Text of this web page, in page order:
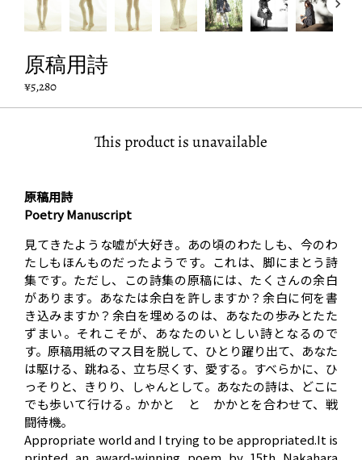
原稿用詩
¥5,280
This product is unavailable
原稿用詩
Poetry Manuscript
見てきたような嘘が大好き。あの頃のわたしも、今のわ
たしもほんものだったようです。これは、脚にまとう詩
集です。ただし、この詩集の原稿には、たくさんの余白
があります。あなたは余白を許しますか？余白に何を書
き込みますか？余白を埋めるのは、あなたの歩みとたた
ずまい。それこそが、あなたのいとしい詩となるので
す。原稿用紙のマス目を脱して、ひとり躍り出て、あなた
は駆ける、跳ねる、立ち尽くす、愛する。すべらかに、ひ
っそりと、きりり、しゃんとして。あなたの詩は、どこに
でも歩いて行ける。かかと と かかとを合わせて、戦
闘待機。
Appropriate world and I trying to be appropriated.It is